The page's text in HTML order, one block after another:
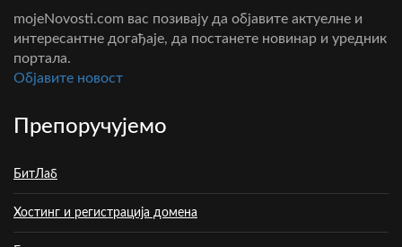
mojeNovosti.com вас позивају да објавите актуелне и
интересантне догађаје, да постанете новинар и уредник
портала.
Oбјавите новост
Препоручујемо
БитЛаб
Хостинг и регистрација домена